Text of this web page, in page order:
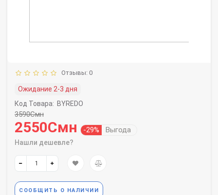
Отзывы: 0
Ожидание 2-3 дня
Код Товара: BYREDO
3590Смн
2550Смн -29% Выгода
Нашли дешевле?
СООБЩИТЬ О НАЛИЧИИ